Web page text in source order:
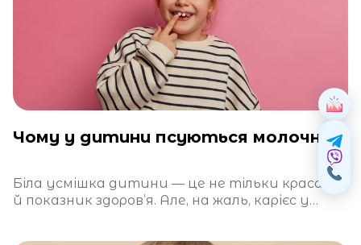
Чому у дитини псуються молочні зуби?
Біла усмішка дитини — це не тільки краса, а
й показник здоров’я. Але, на жаль, карієс у